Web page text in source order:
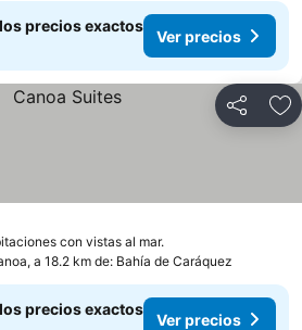
precios exactos
Ver precios
Compartir
con vistas al mar.Ver precios
a 18.2 km de: Bahía de Caráquez
precios exactos
Ver precios